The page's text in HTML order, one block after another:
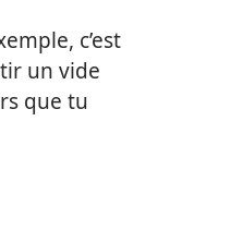
c’est
un vide
que tu